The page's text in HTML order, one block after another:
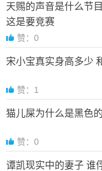
天赐的声音是什么节
这是要竞赛
赞：0
宋小宝真实身高多少
赞：1
赞：0
谭凯现实中的妻子 谁